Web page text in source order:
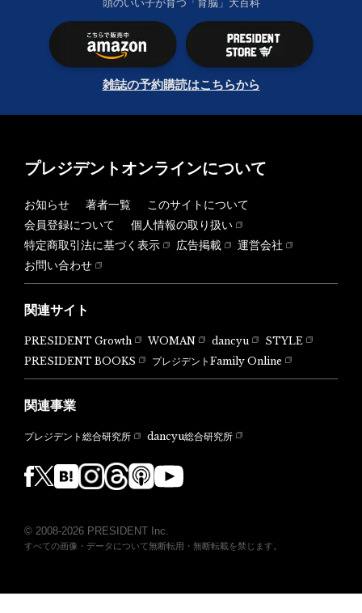
頭のいい子が育つ「育脳」大百科
雑誌の予約購読はこちらから
プレジデントオンラインについて
お知らせ 著者一覧
このサイトについて
会員登録について
個人情報の取り扱い
特定商取引法に基づく表示
広告掲載
運営会社
お問い合わせ
関連サイト
PRESIDENT Growth WOMAN dancyu
STYLE
PRESIDENT BOOKS
プレジデントFamily Online
関連事業
プレジデント総合研究所 dancyu総合研究所
© 2008-2026 PRESIDENT Inc.
すべての画像・データについて無断転用・無断転載を禁じます。